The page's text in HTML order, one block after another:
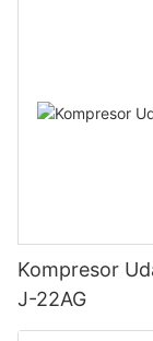
Kompresor
J-22AG